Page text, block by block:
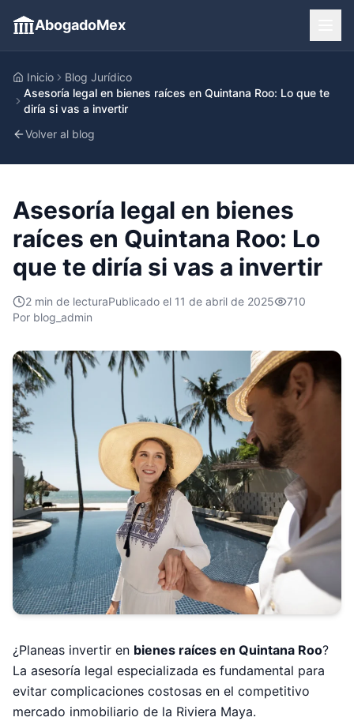
AbogadoMex
Inicio
Blog Jurídico
Asesoría legal en bienes raíces en Quintana Roo: Lo que te
diría si vas a invertir
Volver al blog
Asesoría legal en bienes
raíces en Quintana Roo: Lo
que te diría si vas a invertir
2 min de lecturaPublicado el 11 de abril de 2025
710
Por blog_admin
¿Planeas invertir en bienes raíces en Quintana Roo?
La asesoría legal especializada es fundamental para
evitar complicaciones costosas en el competitivo
mercado inmobiliario de la Riviera Maya.